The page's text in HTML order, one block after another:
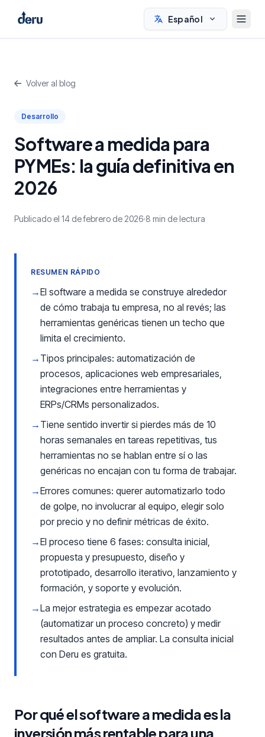
Español
Volver al blog
Desarrollo
Software a medida para
PYMEs: la guía definitiva en
2026
Publicado el 14 de febrero de 2026·8 min de lectura
RESUMEN RÁPIDO
→El software a medida se construye alrededor
de cómo trabaja tu empresa, no al revés; las
herramientas genéricas tienen un techo que
limita el crecimiento.
→ Tipos principales: automatización de
procesos, aplicaciones web empresariales,
integraciones entre herramientas y
ERPs/CRMs personalizados.
→ Tiene sentido invertir si pierdes más de 10
horas semanales en tareas repetitivas, tus
herramientas no se hablan entre sí o las
genéricas no encajan con tu forma de trabajar.
→Errores comunes: querer automatizarlo todo
de golpe, no involucrar al equipo, elegir solo
por precio y no definir métricas de éxito.
→El proceso tiene 6 fases: consulta inicial,
propuesta y presupuesto, diseño y
prototipado, desarrollo iterativo, lanzamiento y
formación, y soporte y evolución.
→La mejor estrategia es empezar acotado
(automatizar un proceso concreto) y medir
resultados antes de ampliar. La consulta inicial
con Deru es gratuita.
Por qué el software a medida es la
inversión más rentable para una